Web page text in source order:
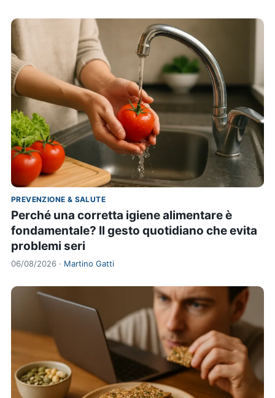
PREVENZIONE & SALUTE
Perché una corretta igiene alimentare è
fondamentale? Il gesto quotidiano che evita
problemi seri
06/08/2026 · Martino Gatti